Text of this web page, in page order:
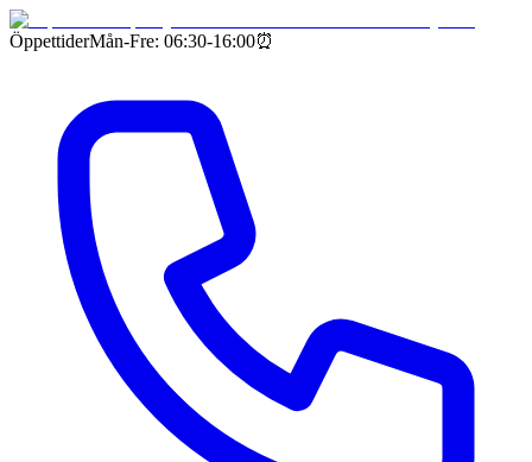
ÖppettiderMån-Fre: 06:30-16:00⏰